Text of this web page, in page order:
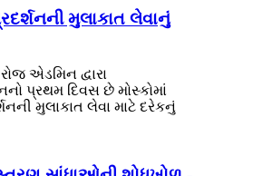
મુલાકાત લેવાનું
એડમિન દ્વારા
પ્રથમ દિવસ છે મોસ્કોમાં
મુલાકાત લેવા માટે દરેકનું